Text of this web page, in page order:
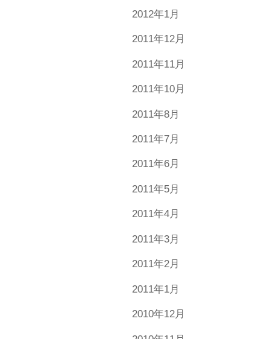
2012年1月
2011年12月
2011年11月
2011年10月
2011年8月
2011年7月
2011年6月
2011年5月
2011年4月
2011年3月
2011年2月
2011年1月
2010年12月